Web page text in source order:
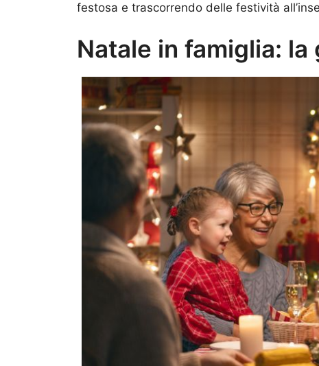
festosa e trascorrendo delle festività
Natale in famiglia: